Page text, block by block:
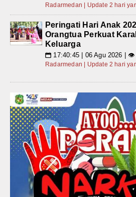
Radarmedan | Update 2 hari
Peringati Hari Anak
Orangtua Perkuat
Keluarga
📅 17:40:45 | 06 Agu 2026 | 👁
Radarmedan | Update 2 hari